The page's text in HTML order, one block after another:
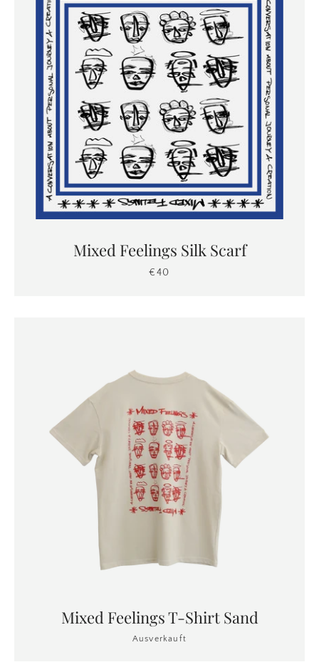
Mixed Feelings Silk Scarf
€40
Mixed Feelings T-Shirt Sand
Ausverkauft